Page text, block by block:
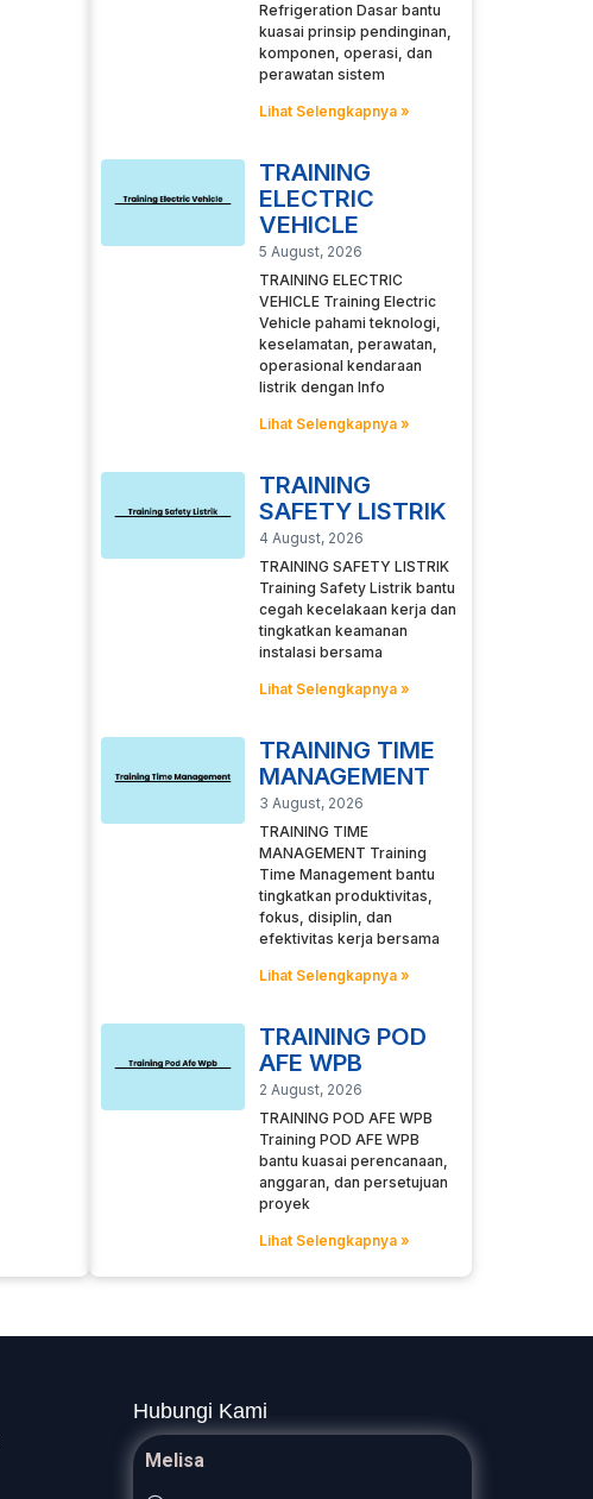
Refrigeration Dasar bantu
kuasai prinsip pendinginan,
komponen, operasi, dan
perawatan sistem
Lihat Selengkapnya »
TRAINING
ELECTRIC
VEHICLE
5 August, 2026
TRAINING ELECTRIC
VEHICLE Training Electric
Vehicle pahami teknologi,
keselamatan, perawatan,
operasional kendaraan
listrik dengan Info
Lihat Selengkapnya »
TRAINING
SAFETY LISTRIK
4 August, 2026
TRAINING SAFETY LISTRIK
Training Safety Listrik bantu
cegah kecelakaan kerja dan
tingkatkan keamanan
instalasi bersama
Lihat Selengkapnya »
TRAINING TIME
MANAGEMENT
3 August, 2026
TRAINING TIME
MANAGEMENT Training
Time Management bantu
tingkatkan produktivitas,
fokus, disiplin, dan
efektivitas kerja bersama
Lihat Selengkapnya »
TRAINING POD
AFE WPB
2 August, 2026
TRAINING POD AFE WPB
Training POD AFE WPB
bantu kuasai perencanaan,
anggaran, dan persetujuan
proyek
Lihat Selengkapnya »
Hubungi Kami
Melisa